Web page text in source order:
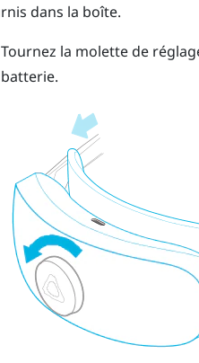
dans la boîte.
Tournez la molette de
batterie.